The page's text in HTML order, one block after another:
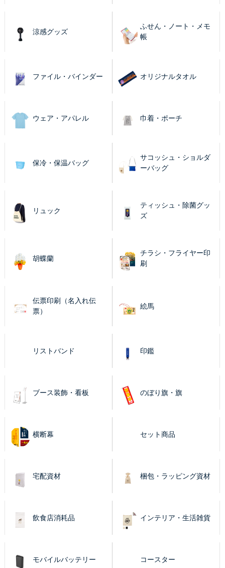
涼感グッズ
ふせん・ノート・メモ
帳
ファイル・バインダー オリジナルタオル
ウェア・アパレル 巾着・ポーチ
保冷・保温バッグ
サコッシュ・ショルダ
ーバッグ
リュック
ティッシュ・除菌グッ
ズ
胡蝶蘭
チラシ・フライヤー印
刷
伝票印刷（名入れ伝
票）
絵馬
リストバンド 印鑑
ブース装飾・看板 のぼり旗・旗
横断幕 セット商品
宅配資材 梱包・ラッピング資材
飲食店消耗品 インテリア・生活雑貨
モバイルバッテリー コースター